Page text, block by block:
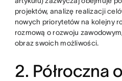
projektów, analizę realizacji
nowych priorytetów na kolejny
rozmową o rozwoju
obraz swoich możliwości.
2. Półroczna